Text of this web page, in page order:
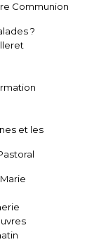
Communion
?
et les